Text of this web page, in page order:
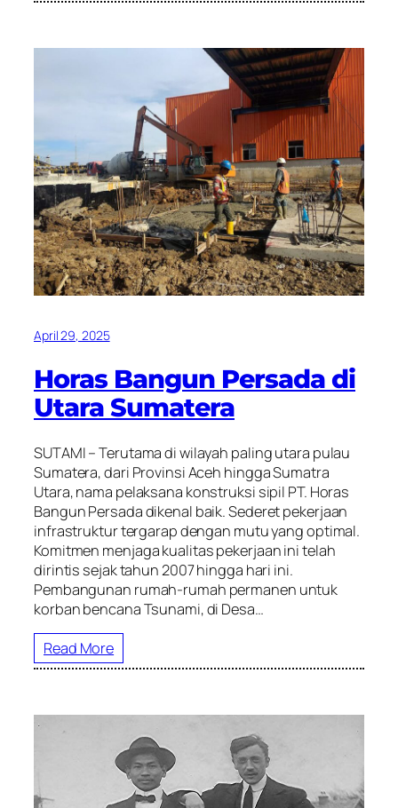
April 29, 2025
Horas Bangun Persada di
Utara Sumatera
SUTAMI – Terutama di wilayah paling utara pulau
Sumatera, dari Provinsi Aceh hingga Sumatra
Utara, nama pelaksana konstruksi sipil PT. Horas
Bangun Persada dikenal baik. Sederet pekerjaan
infrastruktur tergarap dengan mutu yang optimal.
Komitmen menjaga kualitas pekerjaan ini telah
dirintis sejak tahun 2007 hingga hari ini.
Pembangunan rumah-rumah permanen untuk
korban bencana Tsunami, di Desa…
Read More